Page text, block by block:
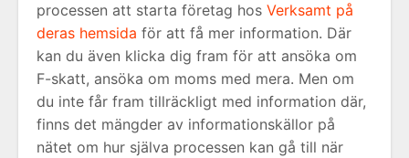
processen att starta företag hos Verksamt på
deras hemsida för att få mer information. Där
kan du även klicka dig fram för att ansöka om
F-skatt, ansöka om moms med mera. Men om
du inte får fram tillräckligt med information där,
finns det mängder av informationskällor på
nätet om hur själva processen kan gå till när